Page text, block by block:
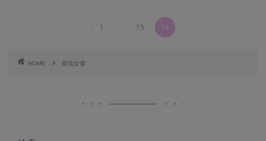
1 ... 13 14
HOME 韓流女優